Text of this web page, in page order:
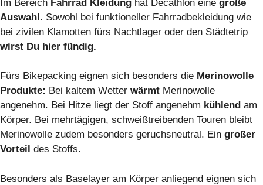
Im Bereich Fahrrad Kleidung hat Decathlon eine große
Auswahl. Sowohl bei funktioneller Fahrradbekleidung wie
bei zivilen Klamotten fürs Nachtlager oder den Städtetrip
wirst Du hier fündig.
Fürs Bikepacking eignen sich besonders die Merinowolle
Produkte: Bei kaltem Wetter wärmt Merinowolle
angenehm. Bei Hitze liegt der Stoff angenehm kühlend am
Körper. Bei mehrtägigen, schweißtreibenden Touren bleibt
Merinowolle zudem besonders geruchsneutral. Ein großer
Vorteil des Stoffs.
Besonders als Baselayer am Körper anliegend eignen sich